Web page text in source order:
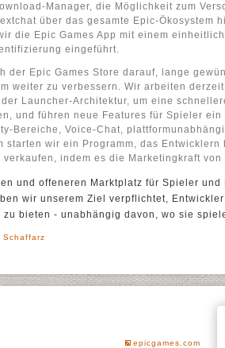
Manager, die Möglichkeit zum
über das gesamte Epic-Ökosystem
die Epic Games App mit einem
eingeführt.
der Epic Games Store darauf, lange
weiter zu verbessern. Wir arbeiten
Launcher-Architektur, um eine
und führen neue Features für Spieler ein
Bereiche, Voice-Chat,
starten wir ein Programm, das Entwicklern
indem es die Marketingkraft von
und offeneren Marktplatz für Spieler und
wir unserem Ziel verpflichtet,
bieten - unabhängig davon, wo sie
Schaffarz
epicgames.com